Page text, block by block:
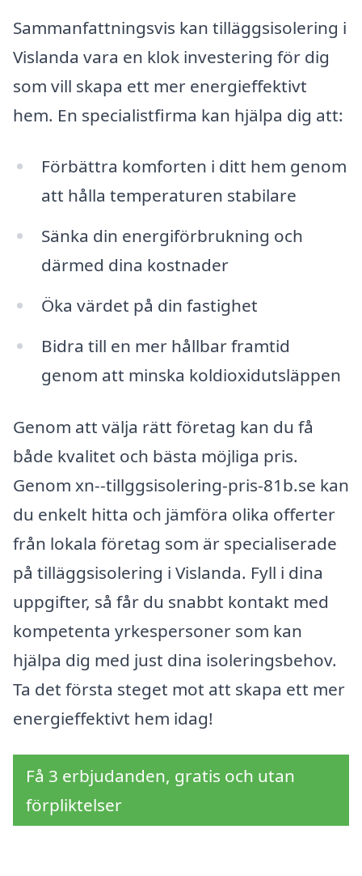
Sammanfattningsvis kan tilläggsisolering i
Vislanda vara en klok investering för dig
som vill skapa ett mer energieffektivt
hem. En specialistfirma kan hjälpa dig att:
Förbättra komforten i ditt hem genom
att hålla temperaturen stabilare
Sänka din energiförbrukning och
därmed dina kostnader
Öka värdet på din fastighet
Bidra till en mer hållbar framtid
genom att minska koldioxidutsläppen
Genom att välja rätt företag kan du få
både kvalitet och bästa möjliga pris.
Genom xn--tillggsisolering-pris-81b.se kan
du enkelt hitta och jämföra olika offerter
från lokala företag som är specialiserade
på tilläggsisolering i Vislanda. Fyll i dina
uppgifter, så får du snabbt kontakt med
kompetenta yrkespersoner som kan
hjälpa dig med just dina isoleringsbehov.
Ta det första steget mot att skapa ett mer
energieffektivt hem idag!
Få 3 erbjudanden, gratis och utan
förpliktelser